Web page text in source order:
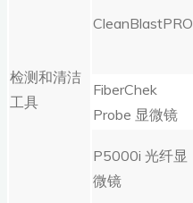
检测和清洁
工具
CleanBlastPRO
FiberChek
Probe 显微镜
P5000i 光纤显
微镜